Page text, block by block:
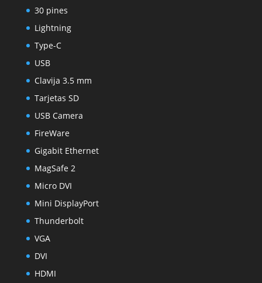
30 pines
Lightning
Type-C
USB
Clavija 3.5 mm
Tarjetas SD
USB Camera
FireWare
Gigabit Ethernet
MagSafe 2
Micro DVI
Mini DisplayPort
Thunderbolt
VGA
DVI
HDMI